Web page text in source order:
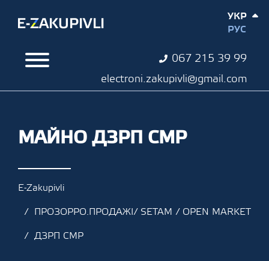
067 215 39 99
electroni.zakupivli@gmail.com
УКР
РУС
МАЙНО ДЗРП СМР
E-Zakupivli
ПРОЗОРРО.ПРОДАЖІ/ SETAM / OPEN MARKET
ДЗРП СМР